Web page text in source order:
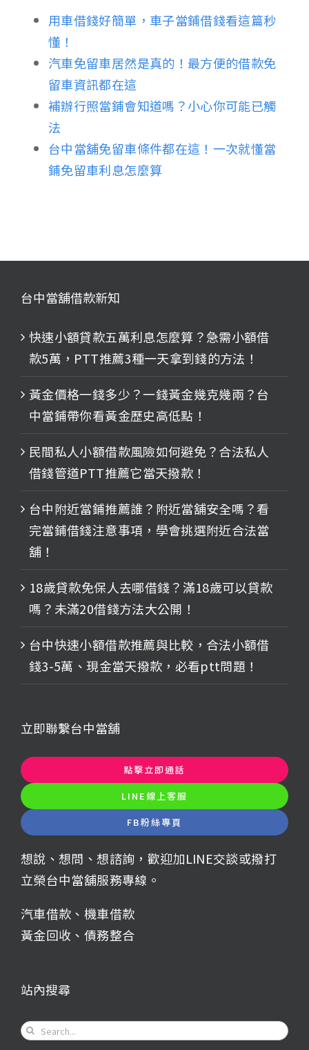
用車借錢好簡單，車子當鋪借錢看這篇秒
懂！
汽車免留車居然是真的！最方便的借款免
留車資訊都在這
補辦行照當鋪會知道嗎？小心你可能已觸
法
台中當舖免留車條件都在這！一次就懂當
鋪免留車利息怎麼算
台中當舖借款新知
快速小額貸款五萬利息怎麼算？急需小額借
款5萬，PTT推薦3種一天拿到錢的方法！
黃金價格一錢多少？一錢黃金幾克幾兩？台
中當鋪帶你看黃金歷史高低點！
民間私人小額借款風險如何避免？合法私人
借錢管道PTT推薦它當天撥款！
台中附近當鋪推薦誰？附近當舖安全嗎？看
完當鋪借錢注意事項，學會挑選附近合法當
舖！
18歲貸款免保人去哪借錢？滿18歲可以貸款
嗎？未滿20借錢方法大公開！
台中快速小額借款推薦與比較，合法小額借
錢3-5萬、現金當天撥款，必看ptt問題！
立即聯繫台中當舖
點擊立即通話
LINE線上客服
FB粉絲專頁
想說、想問、想諮詢，歡迎加LINE交談或撥打
立榮台中當舖服務專線。
汽車借款 、 機車借款
黃金回收 、 債務整合
站內搜尋
Search